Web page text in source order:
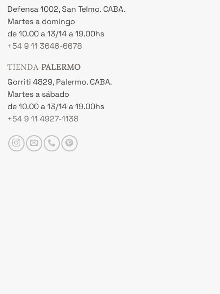
Defensa 1002, San Telmo. CABA.
Martes a domingo
de 10.00 a 13/14 a 19.00hs
+54 9 11 3646-6678
TIENDA PALERMO
Gorriti 4829, Palermo. CABA.
Martes a sábado
de 10.00 a 13/14 a 19.00hs
+54 9 11 4927-1138